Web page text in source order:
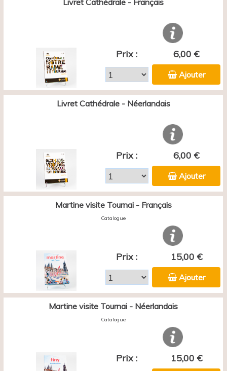
Livret Cathédrale - Français
Prix : 6,00 €
Ajouter
Livret Cathédrale - Néerlandais
Prix : 6,00 €
Ajouter
Martine visite Tournai - Français
Catalogue
Prix : 15,00 €
Ajouter
Martine visite Tournai - Néerlandais
Catalogue
Prix : 15,00 €